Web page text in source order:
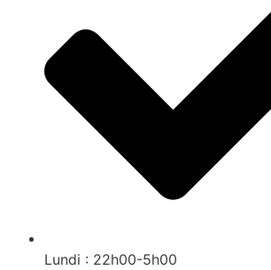
Lundi : 22h00-5h00